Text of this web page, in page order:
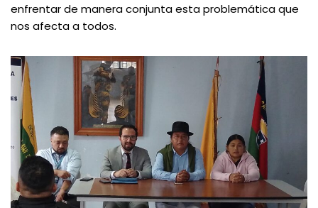
enfrentar de manera conjunta esta problemática que
nos afecta a todos.